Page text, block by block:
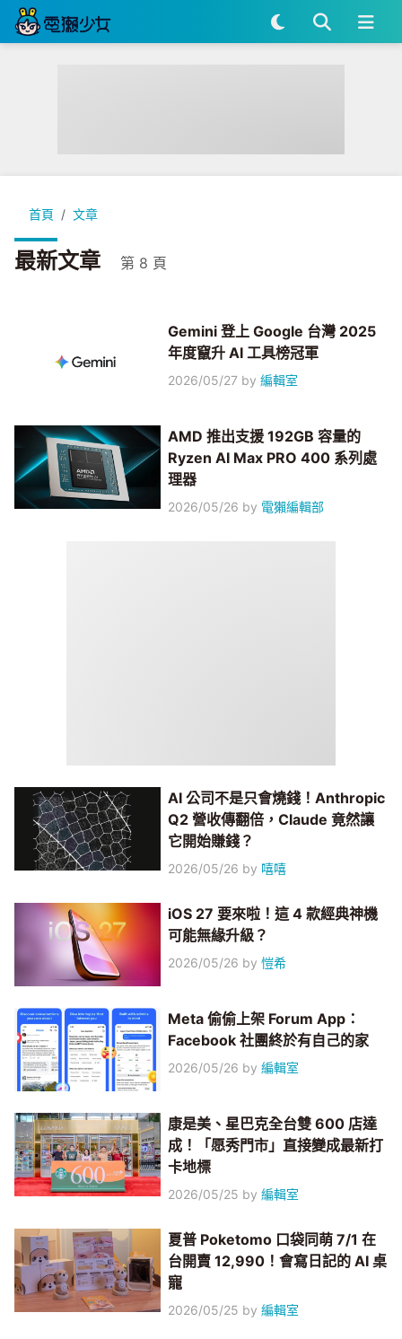
首頁 文章
最新文章 第 8 頁
Gemini 登上 Google 台灣 2025
年度竄升 AI 工具榜冠軍
2026/05/27 by編輯室
AMD 推出支援 192GB 容量的
Ryzen AI Max PRO 400 系列處
理器
2026/05/26 by 電獺編輯部
AI 公司不是只會燒錢！Anthropic
Q2 營收傳翻倍，Claude 竟然讓
它開始賺錢？
2026/05/26 by 嘻嘻
iOS 27 要來啦！這 4 款經典神機
可能無緣升級？
2026/05/26 by愷希
Meta 偷偷上架 Forum App：
Facebook 社團終於有自己的家
2026/05/26 by編輯室
康是美、星巴克全台雙 600 店達
成！「愿秀門市」直接變成最新打
卡地標
2026/05/25 by編輯室
夏普 Poketomo 口袋同萌 7/1 在
台開賣 12,990！會寫日記的 AI 桌
寵
2026/05/25 by編輯室